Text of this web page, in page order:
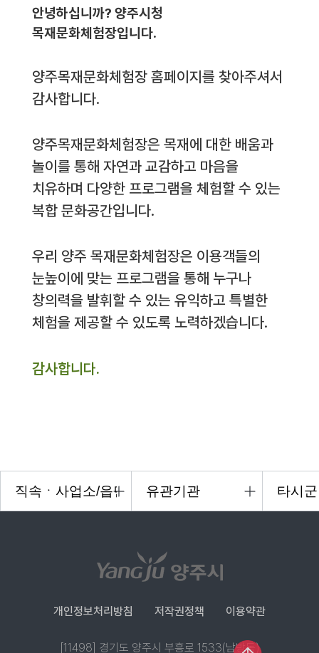
안녕하십니까? 양주시청
목재문화체험장입니다.
양주목재문화체험장 홈페이지를 찾아주셔서
감사합니다.
양주목재문화체험장은 목재에 대한 배움과
놀이를 통해 자연과 교감하고 마음을
치유하며 다양한 프로그램을 체험할 수 있는
복합 문화공간입니다.
우리 양주 목재문화체험장은 이용객들의
눈높이에 맞는 프로그램을 통해 누구나
창의력을 발휘할 수 있는 유익하고 특별한
체험을 제공할 수 있도록 노력하겠습니다.
감사합니다.
개인정보처리방침 저작권정책 이용약관
[11498] 경기도 양주시 부흥로 1533(남방동)